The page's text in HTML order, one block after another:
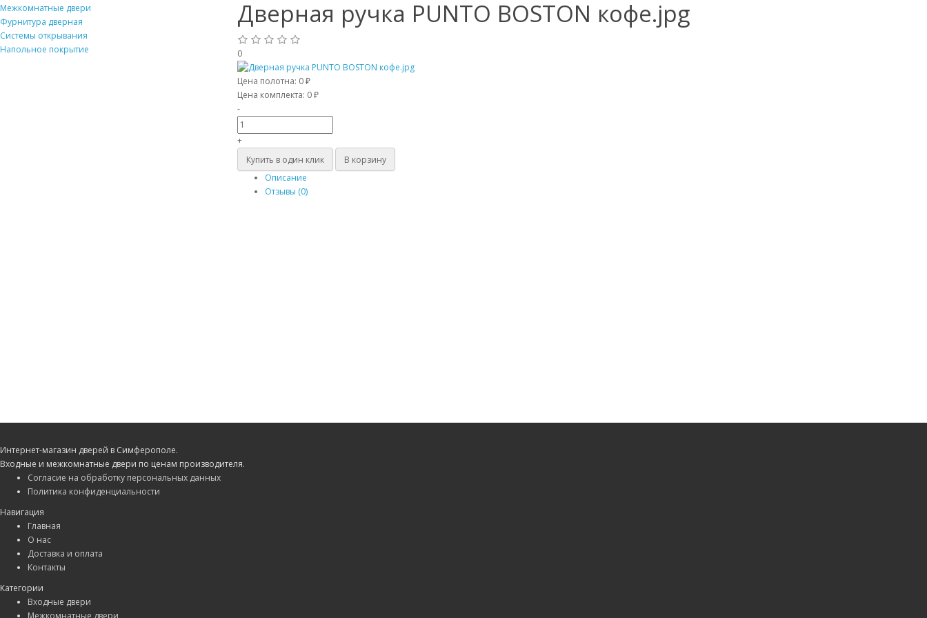
Межкомнатные двери
Фурнитура дверная
Системы открывания
Напольное покрытие
Дверная ручка PUNTO BOSTON кофе.jpg
0
Цена полотна: 0 ₽
Цена комплекта: 0 ₽
-
+
Купить в один клик
В корзину
Описание
Отзывы (0)
Интернет-магазин дверей в Симферополе.
Входные и межкомнатные двери по ценам производителя.
Согласие на обработку персональных данных
Политика конфиденциальности
Навигация
Главная
О нас
Доставка и оплата
Контакты
Категории
Входные двери
Межкомнатные двери